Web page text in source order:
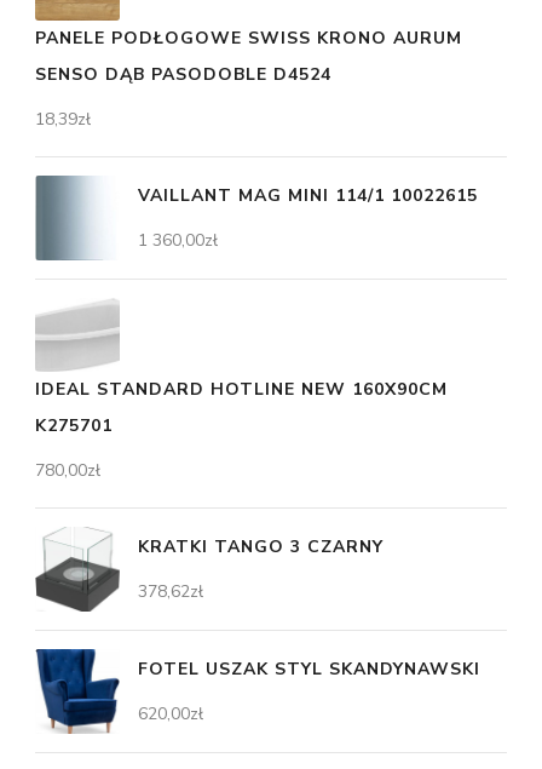
PANELE PODŁOGOWE SWISS KRONO AURUM
SENSO DĄB PASODOBLE D4524
18,39zł
VAILLANT MAG MINI 114/1 10022615
1 360,00zł
IDEAL STANDARD HOTLINE NEW 160X90CM
K275701
780,00zł
KRATKI TANGO 3 CZARNY
378,62zł
FOTEL USZAK STYL SKANDYNAWSKI
620,00zł